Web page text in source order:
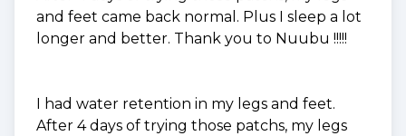
and feet came back normal. Plus I sleep a lot
longer and better. Thank you to Nuubu !!!!!
I had water retention in my legs and feet.
After 4 days of trying those patchs, my legs